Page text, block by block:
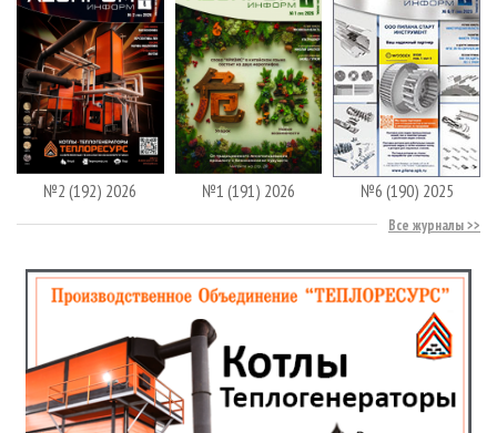
№2 (192) 2026 №1 (191) 2026 №6 (190) 2025
Все журналы